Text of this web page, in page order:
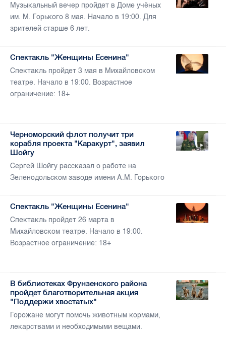
Музыкальный вечер пройдет в Доме учёных
им. М. Горького 8 мая. Начало в 19:00. Для
зрителей старше 6 лет.
Спектакль "Женщины Есенина"
Спектакль пройдет 3 мая в Михайловском
театре. Начало в 19:00. Возрастное
ограничение: 18+
Черноморский флот получит три
корабля проекта "Каракурт", заявил
Шойгу
Сергей Шойгу рассказал о работе на
Зеленодольском заводе имени А.М. Горького
Спектакль "Женщины Есенина"
Спектакль пройдет 26 марта в
Михайловском театре. Начало в 19:00.
Возрастное ограничение: 18+
В библиотеках Фрунзенского района
пройдет благотворительная акция
"Поддержи хвостатых"
Горожане могут помочь животным кормами,
лекарствами и необходимыми вещами.